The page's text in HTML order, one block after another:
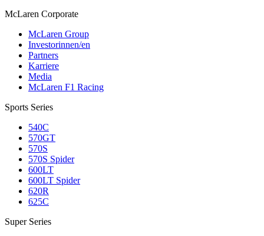
McLaren Corporate
McLaren Group
Investorinnen/en
Partners
Karriere
Media
McLaren F1 Racing
Sports Series
540C
570GT
570S
570S Spider
600LT
600LT Spider
620R
625C
Super Series